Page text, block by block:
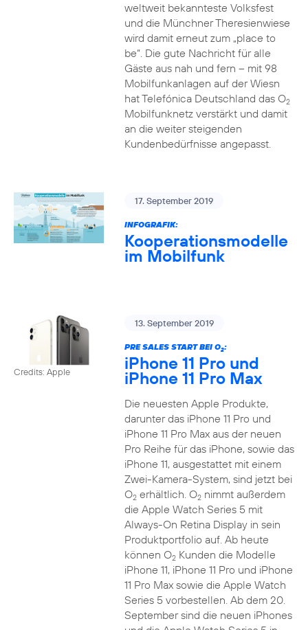
weltweit bekannteste Volksfest
und die Münchner Theresienwiese
wird damit erneut zum „place to
be“. Die gute Nachricht für alle
Gäste aus nah und fern – mit 98
Mobilfunkanlagen auf der Wiesn
hat Telefónica Deutschland das O2
Mobilfunknetz verstärkt und damit
an die weiter steigenden
Kundenbedürfnisse angepasst.
17. September 2019
INFOGRAFIK:
Kooperationsmodelle
im Mobilfunk
Credits: Apple
13. September 2019
PRE SALES START BEI O2:
iPhone 11 Pro und
iPhone 11 Pro Max
Die neuesten Apple Produkte,
darunter das iPhone 11 Pro und
iPhone 11 Pro Max aus der neuen
Pro Reihe für das iPhone, sowie das
iPhone 11, ausgestattet mit einem
Zwei-Kamera-System, sind jetzt bei
O2erhältlich. O2nimmt außerdem
die Apple Watch Series 5 mit
Always-On Retina Display in sein
Produktportfolio auf. Ab heute
können O2Kunden die Modelle
iPhone 11, iPhone 11 Pro und iPhone
11 Pro Max sowie die Apple Watch
Series 5 vorbestellen. Ab dem 20.
September sind die neuen iPhones